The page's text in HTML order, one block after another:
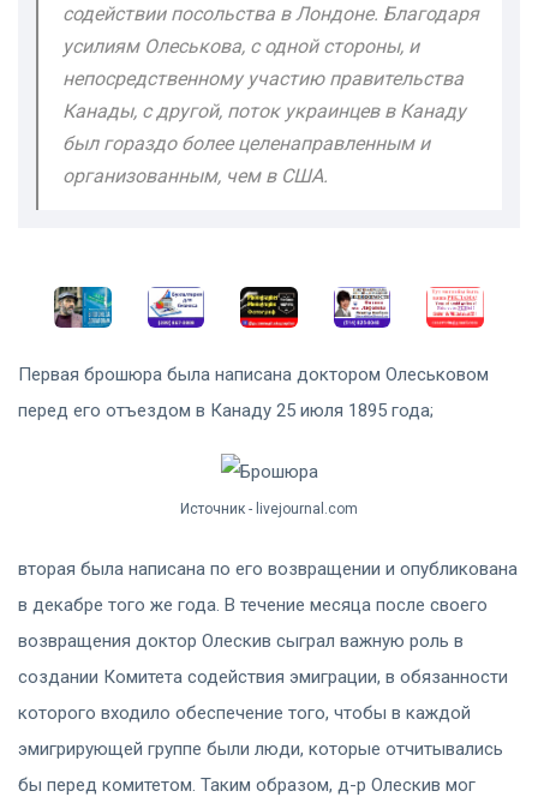
содействии посольства в Лондоне. Благодаря
усилиям Олеськова, с одной стороны, и
непосредственному участию правительства
Канады, с другой, поток украинцев в Канаду
был гораздо более целенаправленным и
организованным, чем в США.
Первая брошюра была написана доктором Олеськовом
перед его отъездом в Канаду 25 июля 1895 года;
Источник - livejournal.com
вторая была написана по его возвращении и опубликована
в декабре того же года. В течение месяца после своего
возвращения доктор Олескив сыграл важную роль в
создании Комитета содействия эмиграции, в обязанности
которого входило обеспечение того, чтобы в каждой
эмигрирующей группе были люди, которые отчитывались
бы перед комитетом. Таким образом, д-р Олескив мог